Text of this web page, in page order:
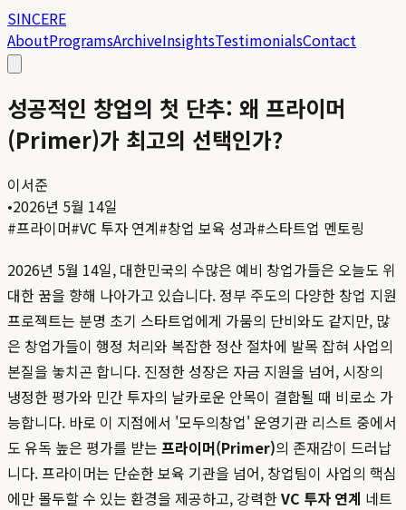
SINCERE
AboutProgramsArchiveInsightsTestimonialsContact
성공적인 창업의 첫 단추: 왜 프라이머
(Primer)가 최고의 선택인가?
이서준
•2026년 5월 14일
#프라이머#VC 투자 연계#창업 보육 성과#스타트업 멘토링
2026년 5월 14일, 대한민국의 수많은 예비 창업가들은 오늘도 위
대한 꿈을 향해 나아가고 있습니다. 정부 주도의 다양한 창업 지원
프로젝트는 분명 초기 스타트업에게 가뭄의 단비와도 같지만, 많
은 창업가들이 행정 처리와 복잡한 정산 절차에 발목 잡혀 사업의
본질을 놓치곤 합니다. 진정한 성장은 자금 지원을 넘어, 시장의
냉정한 평가와 민간 투자의 날카로운 안목이 결합될 때 비로소 가
능합니다. 바로 이 지점에서 '모두의창업' 운영기관 리스트 중에서
도 유독 높은 평가를 받는 프라이머(Primer)의 존재감이 드러납
니다. 프라이머는 단순한 보육 기관을 넘어, 창업팀이 사업의 핵심
에만 몰두할 수 있는 환경을 제공하고, 강력한VC 투자 연계 네트